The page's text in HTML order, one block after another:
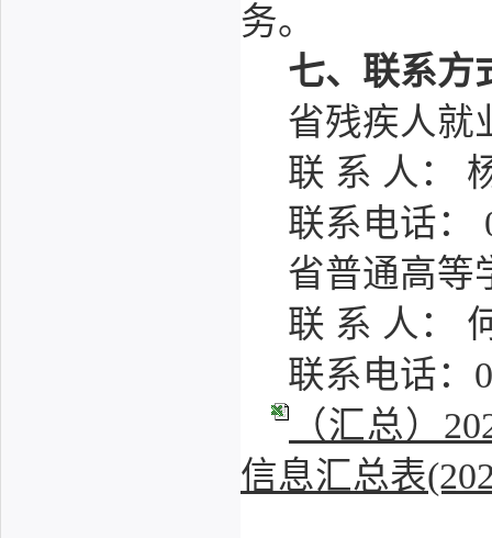
务。
七、联系方
省残疾人就
联 系 人：
联系电话：
省普通高等
联 系 人：
联系电话：
（汇总）
信息汇总表